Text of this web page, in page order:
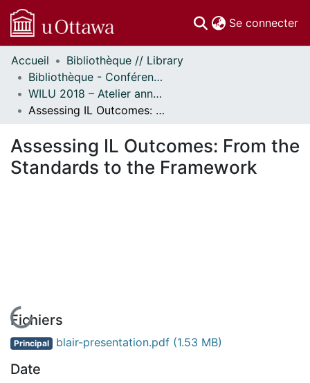
Se connecter
Communautés
et collections
Parcourir
Statistiques
À propos
Accueil
Bibliothèque // Library
Bibliothèque - Conférences // Library - Conferences
WILU 2018 – Atelier annuel sur la formation documentaire // WILU 2018 – Workshop on Instruction in Library Use
Assessing IL Outcomes: From the Standards to the Framework
Assessing IL Outcomes: From the
Standards to the Framework
En cours de chargement...
Fichiers
Principal blair-presentation.pdf (1.53 MB)
Date